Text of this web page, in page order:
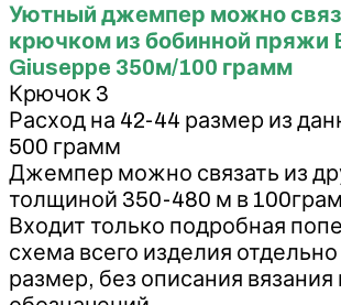
Уютный джемпер можно
крючком из бобинной пряжи
Giuseppe 350м/100 грамм
Крючок 3
Расход на 42-44 размер из
500 грамм
Джемпер можно связать из
толщиной 350-480 м в
Входит только подробная
схема всего изделия
размер, без описания вязания